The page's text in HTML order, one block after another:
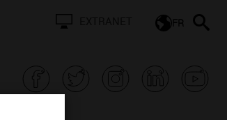
FR